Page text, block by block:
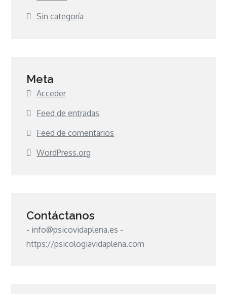
Sin categoría
Meta
Acceder
Feed de entradas
Feed de comentarios
WordPress.org
Contáctanos
- info@psicovidaplena.es -
https://psicologiavidaplena.com